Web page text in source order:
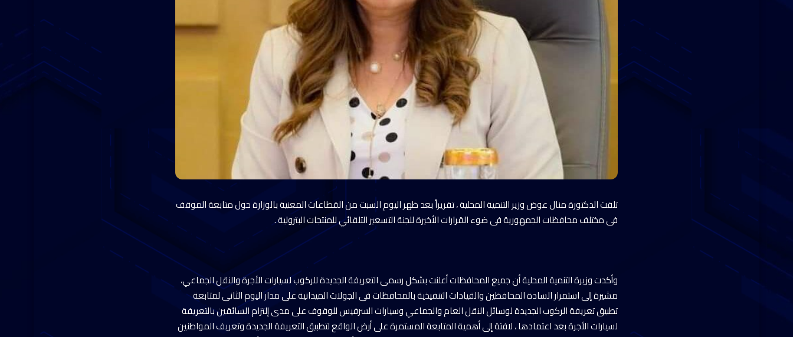
تلقت الدكتورة منال عوض وزير التنمية المحلية ، تقريراً بعد ظهر اليوم السبت من القطاعات المعنية بالوزارة حول متابعة الموقف
فى مختلف محافظات الجمهورية فى ضوء القرارات الأخيرة للجنة التسعير التلقائي للمنتجات البترولية .
وأكدت وزيرة التنمية المحلية أن جميع المحافظات أعلنت بشكل رسمى التعريفة الجديدة للركوب لسيارات الأجرة والنقل الجماعي،
مشيرة إلى استمرار السادة المحافظين والقيادات التنفيذية بالمحافظات فى الجولات الميدانية على مدار اليوم الثانى لمتابعة
تطبيق تعريفة الركوب الجديدة لوسائل النقل العام والجماعي وسيارات السرفيس للوقوف على مدى إلتزام السائقين بالتعريفة
لسيارات الأجرة بعد اعتمادها ، لافتة إلى أهمية المتابعة المستمرة على أرض الواقع لتطبيق التعريفة الجديدة وتعريف المواطنين